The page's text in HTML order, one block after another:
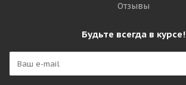
Отзывы
Будьте всегда в курсе!